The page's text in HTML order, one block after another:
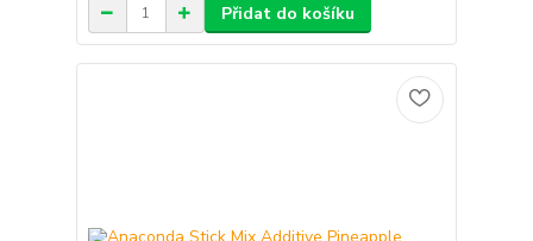
Přidat do košíku